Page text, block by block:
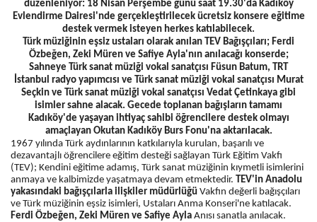
düzenleniyor: 18 Nisan Perşembe günü saat 19.30'da Kadıköy
Evlendirme Dairesi'nde gerçekleştirilecek ücretsiz konsere eğitime
destek vermek isteyen herkes katılabilecek.
Türk müziğinin eşsiz ustaları olarak anılan TEV Bağışçıları; Ferdi
Özbeğen, Zeki Müren ve Safiye Ayla'nın anılacağı konserde;
Sahneye Türk sanat müziği vokal sanatçısı Füsun Batum, TRT
İstanbul radyo yapımcısı ve Türk sanat müziği vokal sanatçısı Murat
Seçkin ve Türk sanat müziği vokal sanatçısı Vedat Çetinkaya gibi
isimler sahne alacak. Gecede toplanan bağışların tamamı
Kadıköy'de yaşayan ihtiyaç sahibi öğrencilere destek olmayı
amaçlayan Okutan Kadıköy Burs Fonu'na aktarılacak.
1967 yılında Türk aydınlarının katkılarıyla kurulan, başarılı ve
dezavantajlı öğrencilere eğitim desteği sağlayan Türk Eğitim Vakfı
(TEV); Kendini eğitime adamış, Türk sanat müziğinin kıymetli isimlerini
anmaya ve kalbimizde yaşatmaya devam etmektedir. TEV'in Anadolu
yakasındaki bağışçılarla ilişkiler müdürlüğü Vakfın değerli bağışçıları
ve Türk müziğinin eşsiz isimleri, Ustaları Anma Konseri'ne katılacak.
Ferdi Özbeğen, Zeki Müren ve Safiye Ayla Anısı sanatla anılacak.